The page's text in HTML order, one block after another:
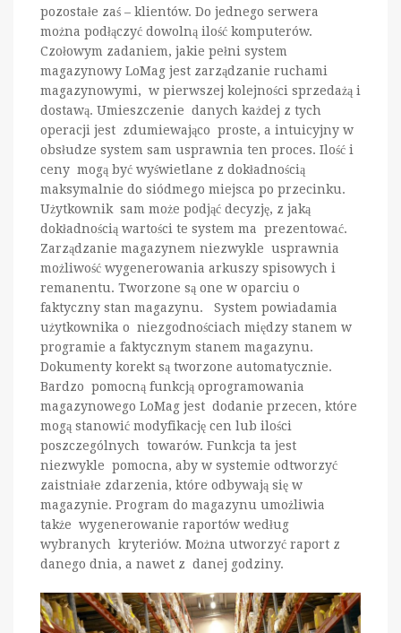
pozostałe zaś – klientów. Do jednego serwera
można podłączyć dowolną ilość komputerów.
Czołowym zadaniem, jakie pełni system
magazynowy LoMag jest zarządzanie ruchami
magazynowymi, w pierwszej kolejności sprzedażą i
dostawą. Umieszczenie danych każdej z tych
operacji jest zdumiewająco proste, a intuicyjny w
obsłudze system sam usprawnia ten proces. Ilość i
ceny mogą być wyświetlane z dokładnością
maksymalnie do siódmego miejsca po przecinku.
Użytkownik sam może podjąć decyzję, z jaką
dokładnością wartości te system ma prezentować.
Zarządzanie magazynem niezwykle usprawnia
możliwość wygenerowania arkuszy spisowych i
remanentu. Tworzone są one w oparciu o
faktyczny stan magazynu. System powiadamia
użytkownika o niezgodnościach między stanem w
programie a faktycznym stanem magazynu.
Dokumenty korekt są tworzone automatycznie.
Bardzo pomocną funkcją oprogramowania
magazynowego LoMag jest dodanie przecen, które
mogą stanowić modyfikację cen lub ilości
poszczególnych towarów. Funkcja ta jest
niezwykle pomocna, aby w systemie odtworzyć
zaistniałe zdarzenia, które odbywają się w
magazynie. Program do magazynu umożliwia
także wygenerowanie raportów według
wybranych kryteriów. Można utworzyć raport z
danego dnia, a nawet z danej godziny.